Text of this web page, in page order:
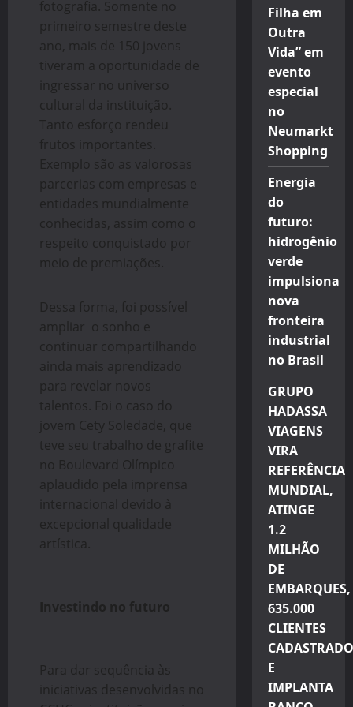
fotografia. Somente no
primeiro semestre deste
ano, mais de 150 jovens
tiveram a oportunidade de
ingressar no universo
cultural da instituição.
Tanto esforço rendeu
frutos importantes.
Exemplo são as valorosas
parcerias com empresas e
entidades mundialmente
conhecidas, assim como o
respeito conquistado por
meio de premiações.
Dessa forma, foi possível
ampliar o sonho e
continuar compartilhando
ainda mais aprendizado
para revelar novos
talentos. Foi o caso do
jovem Cety Soledade, que
teve seu trabalho de grafite
no Boulevard Olímpico
aplaudido pela imprensa
internacional devido à
excepcional qualidade
artística.
Investindo no futuro
Para dar sequência às
iniciativas desenvolvidas no
Filha em
Outra
Vida” em
evento
especial
no
Neumarkt
Shopping
Energia
do
futuro:
hidrogênio
verde
impulsiona
nova
fronteira
industrial
no Brasil
GRUPO
HADASSA
VIAGENS
VIRA
REFERÊNCIA
MUNDIAL,
ATINGE
1.2
MILHÃO
DE
EMBARQUES,
635.000
CLIENTES
E
IMPLANTA